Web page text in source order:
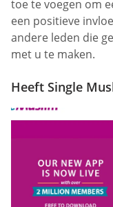
toe te voegen om
een positieve
andere leden die
met u te maken.
Heeft Single